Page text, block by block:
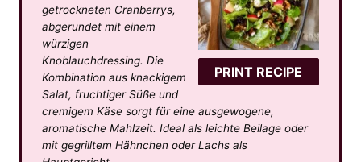
PRINT RECIPE
a
r
s
a
r
s
a
r
s
a
r
s
a
r
getrockneten Cranberrys,
abgerundet mit einem
würzigen
Knoblauchdressing. Die
Kombination aus knackigem
Salat, fruchtiger Süße und
cremigem Käse sorgt für eine ausgewogene,
aromatische Mahlzeit. Ideal als leichte Beilage oder
mit gegrilltem Hähnchen oder Lachs als